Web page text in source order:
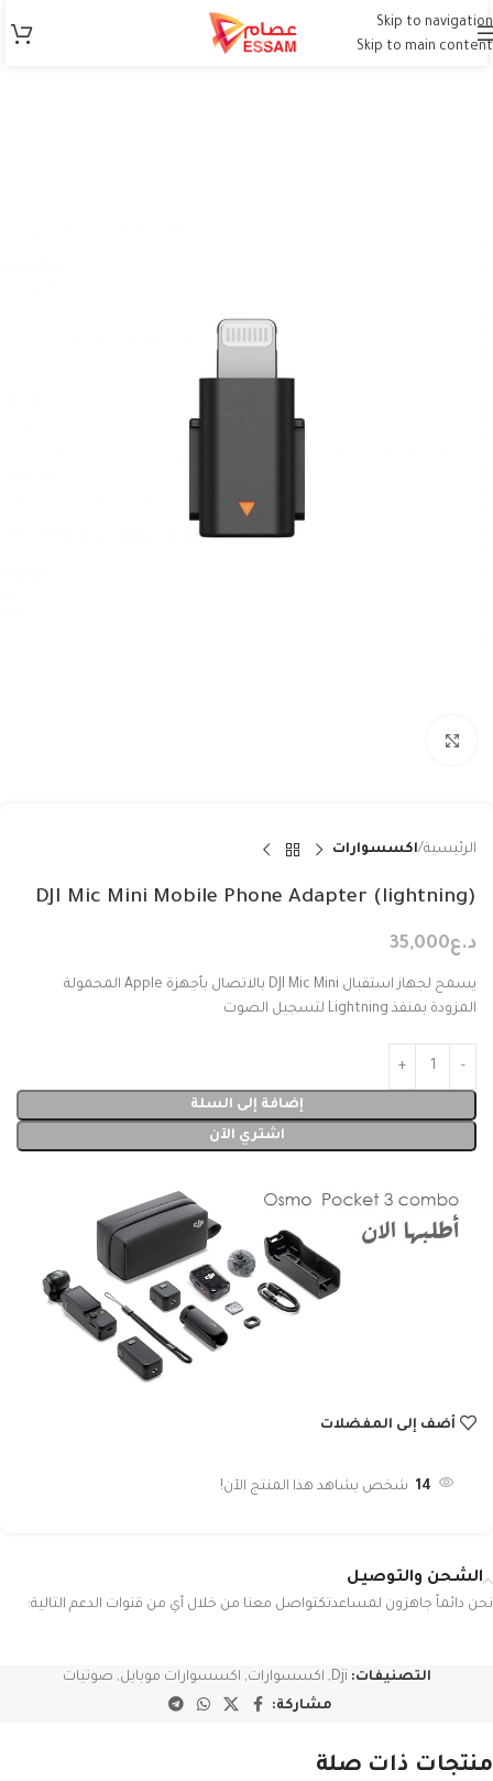
Skip to navigation
Skip to main content
الرئيسية اكسسوارات
DJI Mic Mini Mobile Phone Adapter (lightning)
د.ع35,000
يسمح لجهاز استقبال DJI Mic Mini بالاتصال بأجهزة Apple المحمولة
المزودة بمنفذ Lightning لتسجيل الصوت
إضافة إلى السلة
اشتري الآن
أضف إلى المفضلات
14 شخص يشاهد هذا المنتج الآن!
الشحن والتوصيل
نحن دائماً جاهزون لمساعدتكتواصل معنا من خلال أي من قنوات الدعم التالية:
التصنيفات: Dji
, اكسسوارات, اكسسوارات موبايل, صوتيات
مشاركة:
منتجات ذات صلة